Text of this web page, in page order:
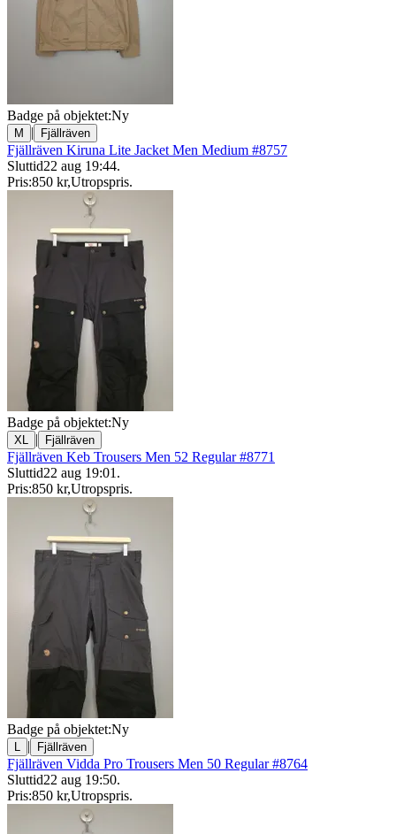
Badge på objektet:Ny
M | Fjällräven
Fjällräven Kiruna Lite Jacket Men Medium #8757
Sluttid22 aug 19:44.
Pris:850 kr,Utropspris.
Badge på objektet:Ny
XL | Fjällräven
Fjällräven Keb Trousers Men 52 Regular #8771
Sluttid22 aug 19:01 .
Pris:850 kr,Utropspris.
Badge på objektet:Ny
L | Fjällräven
Fjällräven Vidda Pro Trousers Men 50 Regular #8764
Sluttid22 aug 19:50.
Pris:850 kr,Utropspris.